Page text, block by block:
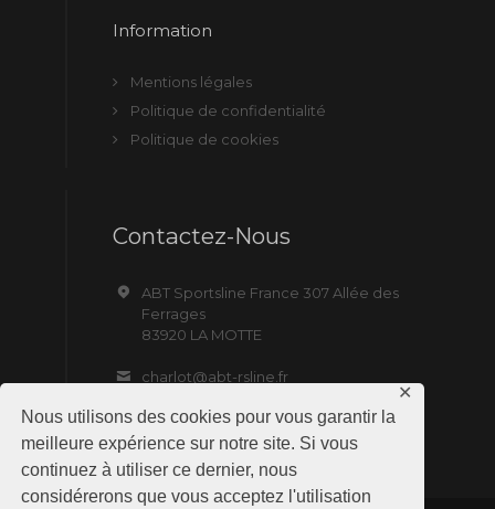
Nous utilisons des cookies pour vous garantir la
meilleure expérience sur notre site. Si vous
continuez à utiliser ce dernier, nous
considérerons que vous acceptez l'utilisation
✕
Information
Mentions légales
Politique de confidentialité
Politique de cookies
Contactez-Nous
ABT Sportsline France 307 Allée des
Ferrages
83920 LA MOTTE
charlot@abt-rsline.fr